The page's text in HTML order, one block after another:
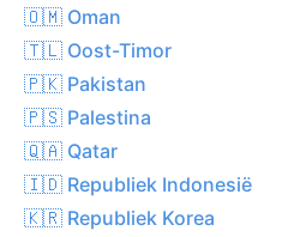
🇴🇲 Oman
🇹🇱 Oost-Timor
🇵🇰 Pakistan
🇵🇸 Palestina
🇶🇦 Qatar
🇮🇩 Republiek Indonesië
🇰🇷 Republiek Korea